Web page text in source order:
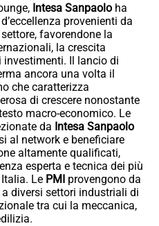
Intesa Sanpaolo ha
provenienti da
favorendone la
la crescita
Il lancio di
ancora una volta il
che caratterizza
di crescere nonostante
macro-economico. Le
da Intesa Sanpaolo
al network e beneficiare
altamente qualificati,
esperta e tecnica dei più
Le PMI provengono da
diversi settori industriali di
tra cui la meccanica,